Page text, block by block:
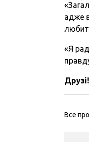
адже
«Я
Все